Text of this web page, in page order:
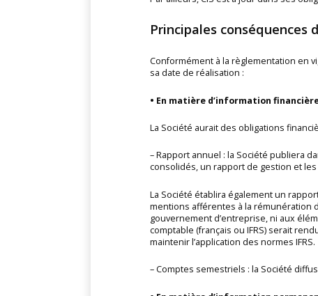
Principales
Conformément à la règlementation en
sa date de réalisation :
• En matière d’information
La Société aurait des obligations
– Rapport annuel : la Société publiera
consolidés, un rapport de gestion et
La Société établira également un
mentions afférentes à la rémunération
gouvernement d’entreprise, ni aux
comptable (français ou IFRS) serait
maintenir l’application des normes IFRS.
– Comptes semestriels : la Société